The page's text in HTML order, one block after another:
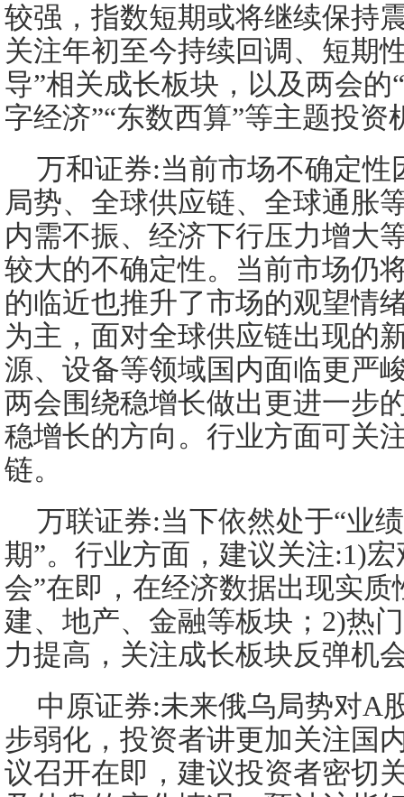
较强，指数短期或将继续保持
关注年初至今持续回调、短期
导”相关成长板块，以及两会的
字经济”“东数西算”等主题投资
万和证券:当前市场不确定性
局势、全球供应链、全球通胀
内需不振、经济下行压力增大
较大的不确定性。当前市场仍
的临近也推升了市场的观望情
为主，面对全球供应链出现的
源、设备等领域国内面临更严
两会围绕稳增长做出更进一步
稳增长的方向。行业方面可关
链。
万联证券:当下依然处于“业
期”。行业方面，建议关注:1)
会”在即，在经济数据出现实
建、地产、金融等板块；2)热
力提高，关注成长板块反弹机
中原证券:未来俄乌局势对A
步弱化，投资者讲更加关注国
议召开在即，建议投资者密切